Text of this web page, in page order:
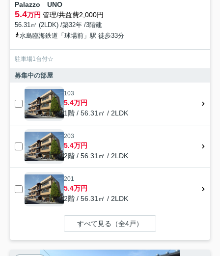
Palazzo UNO
5.4万円 管理/共益費2,000円
56.31㎡ (2LDK) /築32年 /3階建
水島臨海鉄道「球場前」駅 徒歩33分
駐車場1台付☆
募集中の部屋
103
5.4万円
1階 / 56.31㎡ / 2LDK
203
5.4万円
2階 / 56.31㎡ / 2LDK
201
5.4万円
2階 / 56.31㎡ / 2LDK
すべて見る（全4戸）